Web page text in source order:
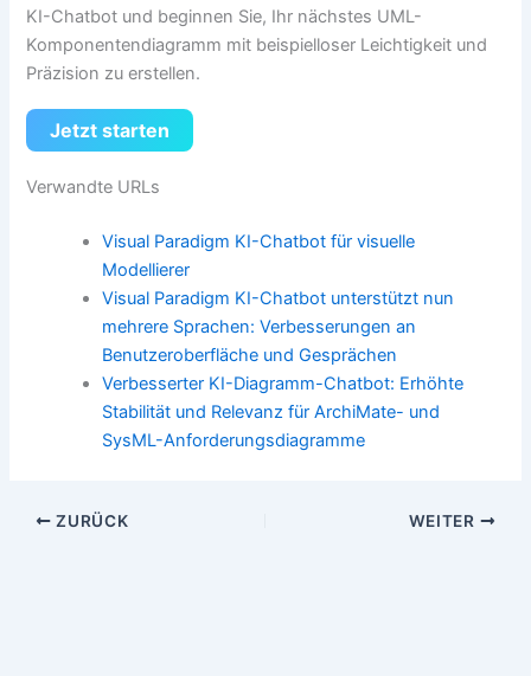
KI-Chatbot und beginnen Sie, Ihr nächstes UML-
Komponentendiagramm mit beispielloser Leichtigkeit und
Präzision zu erstellen.
Jetzt starten
Verwandte URLs
Visual Paradigm KI-Chatbot für visuelle
Modellierer
Visual Paradigm KI-Chatbot unterstützt nun
mehrere Sprachen: Verbesserungen an
Benutzeroberfläche und Gesprächen
Verbesserter KI-Diagramm-Chatbot: Erhöhte
Stabilität und Relevanz für ArchiMate- und
SysML-Anforderungsdiagramme
ZURÜCK WEITER